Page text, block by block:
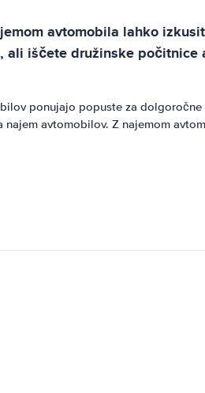
avtomobila lahko
iščete družinske počitnice
ponujajo popuste za dolgoročne
avtomobilov. Z najemom